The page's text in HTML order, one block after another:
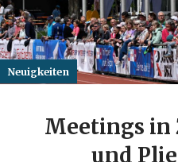
Neuigkeiten
Meetings in
und